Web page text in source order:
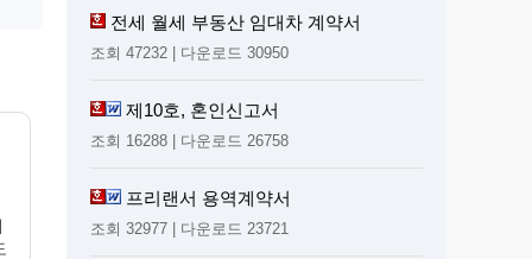
전세 월세 부동산 임대차 계약서
조회 47232 | 다운로드 30950
제10호, 혼인신고서
조회 16288 | 다운로드 26758
프리랜서 용역계약서
조회 32977 | 다운로드 23721